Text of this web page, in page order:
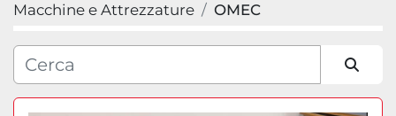
Categoria
Produttore
Macchine e Attrezzature OMEC
Ordina per